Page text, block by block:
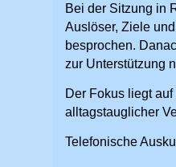
Bei der Sitzung in
Auslöser, Ziele
besprochen.
zur Unterstützung
Der Fokus liegt
alltagstauglicher
Telefonische